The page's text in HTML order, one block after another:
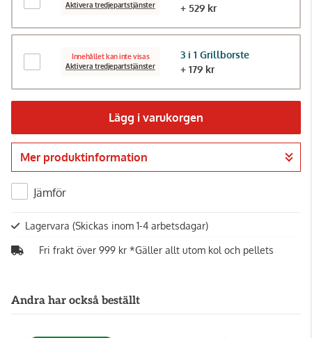
Aktivera tredjepartstjänster
+ 529 kr
Innehållet kan inte visas
Aktivera tredjepartstjänster
3 i 1 Grillborste
+ 179 kr
Lägg i varukorgen
Gå till kassan
Mer produktinformation
Jämför
Lagervara (Skickas inom 1-4 arbetsdagar)
Fri frakt över 999 kr *Gäller allt utom kol och pellets
Andra har också beställt